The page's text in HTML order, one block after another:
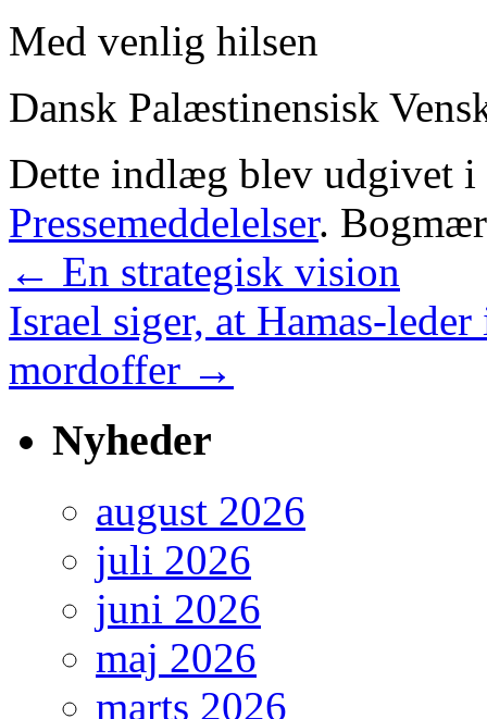
Med venlig hilsen
Dansk Palæstinensisk
Dette indlæg blev udgivet i
Pressemeddelelser.
← En strategisk vision
Israel siger, at Hamas-
mordoffer →
Nyheder
august 2026
juli 2026
juni 2026
maj 2026
marts 2026